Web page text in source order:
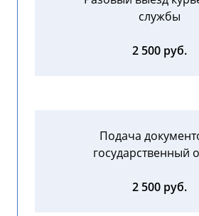
службы
2 500 руб.
Подача
государственный
2 500 руб.